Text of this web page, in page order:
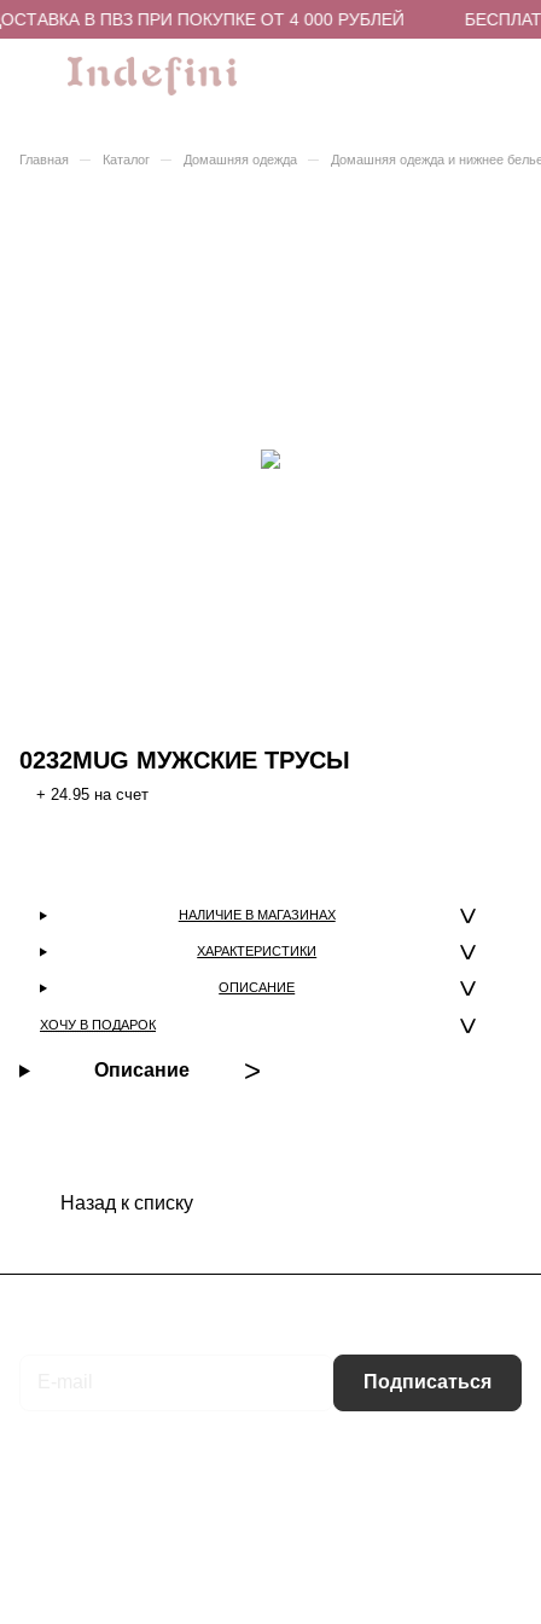
В ПВЗ ПРИ ПОКУПКЕ ОТ 4 000 РУБЛЕЙ
Главная – Каталог – Домашняя одежда – Домашняя одежда и нижнее
0232MUG МУЖСКИЕ ТРУСЫ
+ 24.95 на счет
НАЛИЧИЕ В МАГАЗИНАХ
ХАРАКТЕРИСТИКИ
ОПИСАНИЕ
ХОЧУ В ПОДАРОК
Описание
Назад к списку
Подписаться